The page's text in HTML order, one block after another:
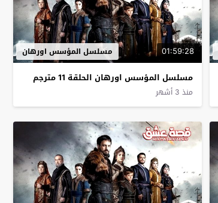
01:59:28 مسلسل المؤسس اورهان
مسلسل المؤسس اورهان الحلقة 11 مترجم
منذ 3 أشهر